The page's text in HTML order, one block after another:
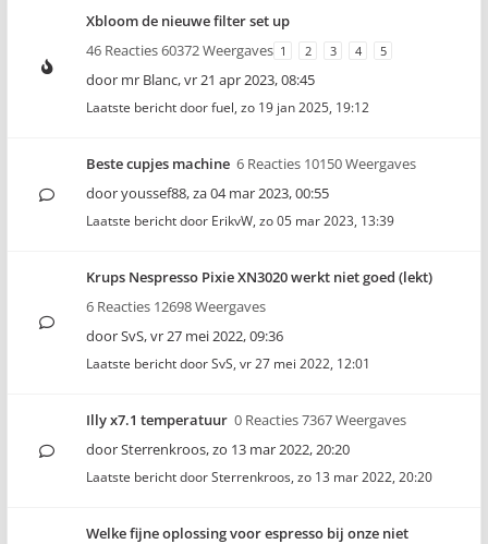
Xbloom de nieuwe filter set up
46 Reacties 60372 Weergaves 1 2 3 4 5
door mr Blanc,vr 21 apr 2023, 08:45
Laatste bericht doorfuel, zo 19 jan 2025, 19:12
Beste cupjes machine 6 Reacties 10150 Weergaves
dooryoussef88,za 04 mar 2023, 00:55
Laatste bericht door ErikvW, zo 05 mar 2023, 13:39
Krups Nespresso Pixie XN3020 werkt niet goed (lekt)
6 Reacties 12698 Weergaves
doorSvS,vr 27 mei 2022, 09:36
Laatste bericht doorSvS, vr 27 mei 2022, 12:01
Illy x7.1 temperatuur 0 Reacties 7367 Weergaves
doorSterrenkroos,zo 13 mar 2022, 20:20
Laatste bericht doorSterrenkroos, zo 13 mar 2022, 20:20
Welke fijne oplossing voor espresso bij onze niet